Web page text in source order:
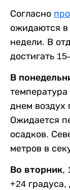
Согласно
ожидаются в
недели. В
достигать
В
днем воздух
Ожидается
осадков.
метров в
Во вторник,
+24